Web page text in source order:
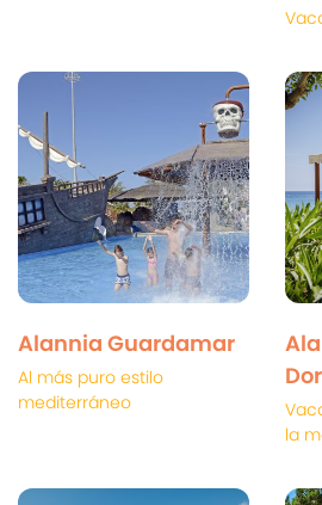
Alannia Guardamar
Al más puro estilo
mediterráneo
la